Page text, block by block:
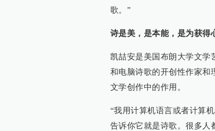
歌。”
诗是美，是本能，是为获得
凯喆安是美国布朗大学文学
和电脑诗歌的开创性作家
文学创作中的作用。
“我用计算机语言或者计算
告诉你它就是诗歌。很多人